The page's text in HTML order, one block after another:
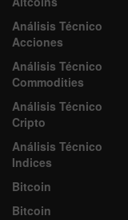
Análisis Técnico
Acciones
Análisis Técnico
Commodities
Análisis Técnico
Cripto
Análisis Técnico
Indices
Bitcoin
Bitcoin